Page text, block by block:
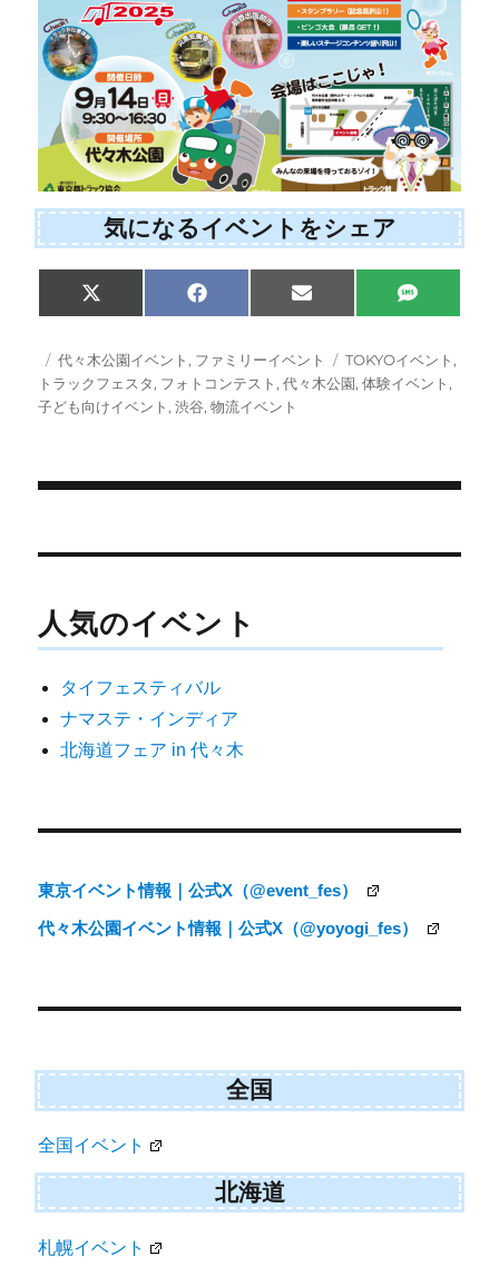
気になるイベントをシェア
Share
on
X
(
w
i
t
t
Share
on
F
a
e
b
o
o
Share
on
E
m
Share
on
S
M
投
稿
日:
カ
テ
ゴ
代々木公園イベント , ファミリーイベント
タ
グ
TOKYOイベント ,
トラックフェスタ, フォトコンテスト ,代々木公園,体験イベント ,
子ども向けイベント ,渋谷,物流イベント
稿
ビ
ー
シ
人気のイベント
タイフェスティバル
ナマステ・インディア
北海道フェア in 代々木
東京イベント情報｜公式X（@event_fes）
代々木公園イベント情報｜公式X（@yoyogi_fes）
全国
全国イベント
北海道
札幌イベント